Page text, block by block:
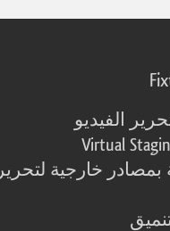
الفيديو
Virtual
بمصادر خارجية لتحرير